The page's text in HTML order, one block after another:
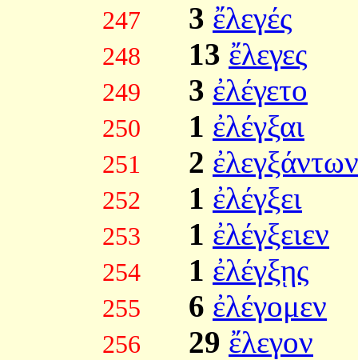
247 3 ἔλεγές
248 13 ἔλεγες
249 3 ἐλέγετο
250 1 ἐλέγξαι
251 2 ἐλεγξάντων
252 1 ἐλέγξει
253 1 ἐλέγξειεν
254 1 ἐλέγξῃς
255 6 ἐλέγομεν
256 29 ἔλεγον